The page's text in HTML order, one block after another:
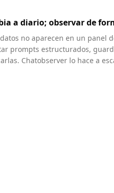
a diario; observar de
datos no aparecen en un panel
prompts estructurados,
Chatobserver lo hace a